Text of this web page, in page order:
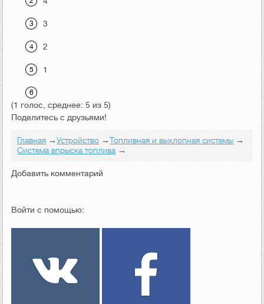
3
2
1
(1 голос, среднее: 5 из 5)
Поделитесь с друзьями!
Главная →Устройство →Топливная и выхлопная системы →
Система впрыска топлива →
Добавить комментарий
Войти с помощью: